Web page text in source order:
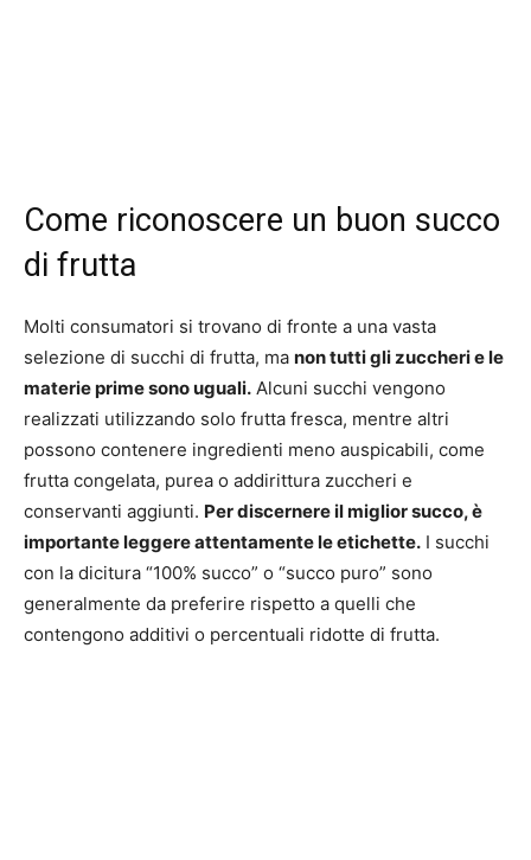
Come riconoscere un buon succo
di frutta
Molti consumatori si trovano di fronte a una vasta
selezione di succhi di frutta, ma non tutti gli zuccheri e le
materie prime sono uguali. Alcuni succhi vengono
realizzati utilizzando solo frutta fresca, mentre altri
possono contenere ingredienti meno auspicabili, come
frutta congelata, purea o addirittura zuccheri e
conservanti aggiunti. Per discernere il miglior succo, è
importante leggere attentamente le etichette. I succhi
con la dicitura “100% succo” o “succo puro” sono
generalmente da preferire rispetto a quelli che
contengono additivi o percentuali ridotte di frutta.